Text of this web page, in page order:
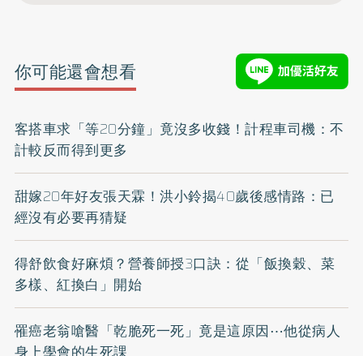
你可能還會想看
客搭車求「等20分鐘」竟沒多收錢！計程車司機：不
計較反而得到更多
甜嫁20年好友張天霖！洪小鈴揭40歲後感情路：已
經沒有必要再猜疑
得舒飲食好麻煩？營養師授3口訣：從「飯換穀、菜
多樣、紅換白」開始
罹癌老翁嗆醫「乾脆死一死」竟是這原因⋯他從病人